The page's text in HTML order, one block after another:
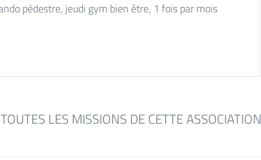
pédestre, jeudi gym bien être, 1 fois par mois
TOUTES LES MISSIONS DE CETTE ASSOCIATION